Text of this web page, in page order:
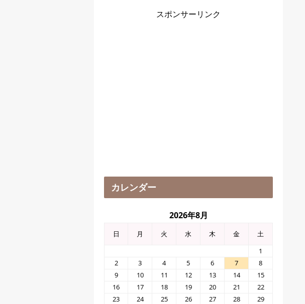
スポンサーリンク
カレンダー
2026年8月
日 月 火 水 木 金
土
1
2
3 4 5 6 7
8
9
10 11 12 13 14
15
16
17 18 19 20 21
22
23
24 25 26 27 28
29